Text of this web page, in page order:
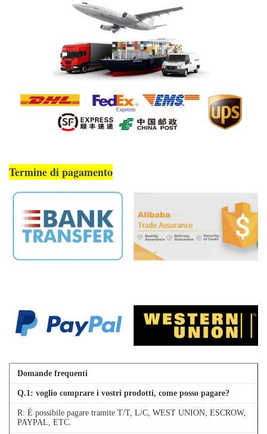
Termine di pagamento
Domande frequenti
Q.1 : voglio comprare i vostri prodotti, come posso pagare?
R: È possibile pagare tramite T/T, L/C, WEST UNION, ESCROW,
PAYPAL, ETC.